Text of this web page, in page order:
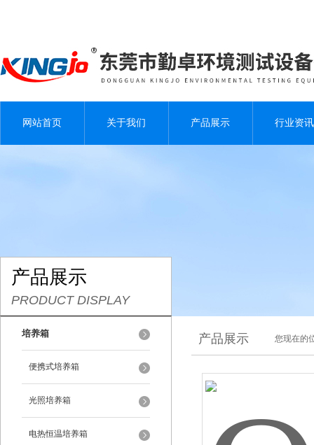
网站首页 关于我们 产品展示 行业资讯
产品展示
PRODUCT DISPLAY
培养箱
便携式培养箱
光照培养箱
电热恒温培养箱
产品展示 您现在的